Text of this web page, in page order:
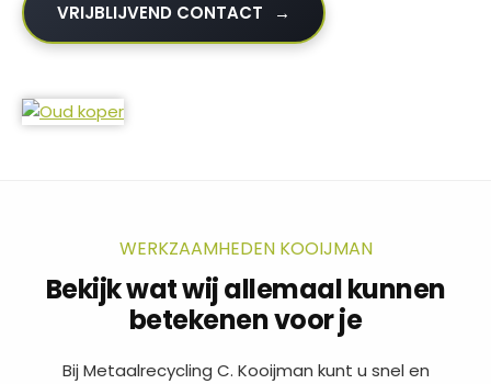
VRIJBLIJVEND CONTACT
WERKZAAMHEDEN KOOIJMAN
Bekijk wat wij allemaal kunnen
betekenen voor je
Bij Metaalrecycling C. Kooijman kunt u snel en